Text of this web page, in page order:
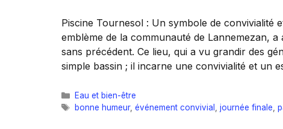
Piscine Tournesol : Un symbole de convivialité
emblème de la communauté de Lannemezan,
sans précédent. Ce lieu, qui a vu grandir des
simple bassin ; il incarne une convivialité et un
Catégories
Eau et bien-être
Étiquettes
bonne humeur, événement convivial journée finale